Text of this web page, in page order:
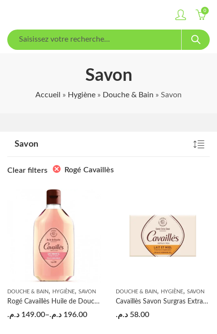
0
Savon
Accueil » Hygiène » Douche & Bain » Savon
Savon
Clear filters Rogé Cavaillès
DOUCHE & BAIN, HYGIÈNE, SAVON
Rogé Cavaillès Huile de Douche Satinante
149.00 د.م. – 196.00 د.م.
DOUCHE & BAIN, HYGIÈNE, SAVON
Cavaillès Savon Surgras Extra-Doux Lait et Miel-250G
58.00 د.م.